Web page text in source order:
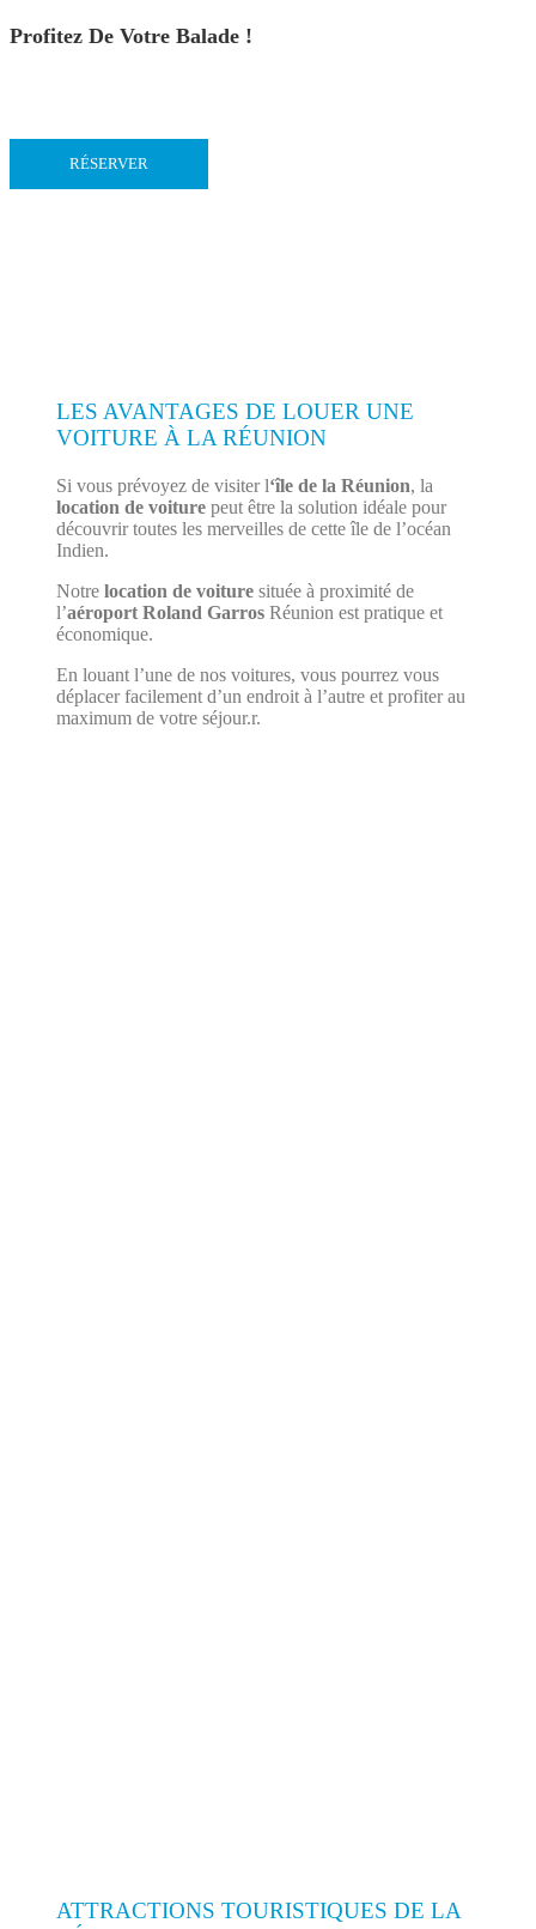
Profitez De Votre Balade !
RÉSERVER
LES AVANTAGES DE LOUER UNE
VOITURE À LA RÉUNION
Si vous prévoyez de visiter l‘île de la Réunion, la
location de voiturepeut être la solution idéale pour
découvrir toutes les merveilles de cette île de l’océan
Indien.
Notre location de voituresituée à proximité de
l’aéroport Roland GarrosRéunion est pratique et
économique.
En louant l’une de nos voitures, vous pourrez vous
déplacer facilement d’un endroit à l’autre et profiter au
maximum de votre séjour.r.
ATTRACTIONS TOURISTIQUES DE LA